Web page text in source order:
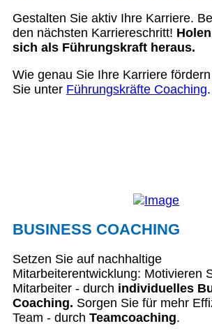
Gestalten Sie aktiv Ihre Karriere.
den nächsten Karriereschritt!
sich als Führungskraft heraus.
Wie genau Sie Ihre Karriere
Sie unter Führungskräfte Coaching.
BUSINESS COACHING
Setzen Sie auf nachhaltige
Mitarbeiterentwicklung: Motivieren
Mitarbeiter - durch individuelles
Coaching. Sorgen Sie für mehr
Team - durch Teamcoaching.